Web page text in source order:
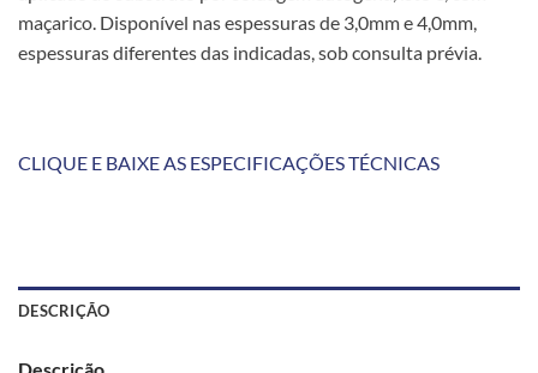
maçarico. Disponível nas espessuras de 3,0mm e 4,0mm,
espessuras diferentes das indicadas, sob consulta prévia.
CLIQUE E BAIXE AS ESPECIFICAÇÕES TÉCNICAS
DESCRIÇÃO